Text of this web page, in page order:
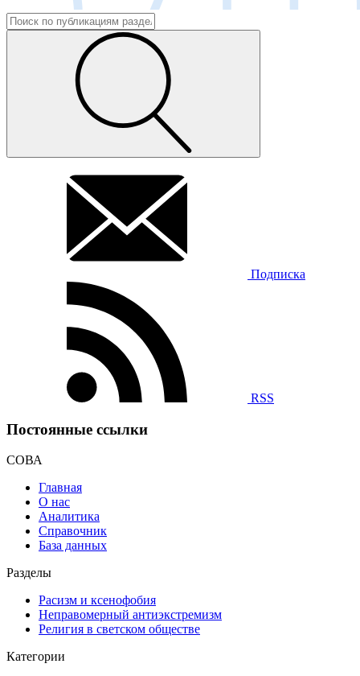
Подписка
RSS
Постоянные ссылки
СОВА
Главная
О нас
Аналитика
Справочник
База данных
Разделы
Расизм и ксенофобия
Неправомерный антиэкстремизм
Религия в светском обществе
Категории